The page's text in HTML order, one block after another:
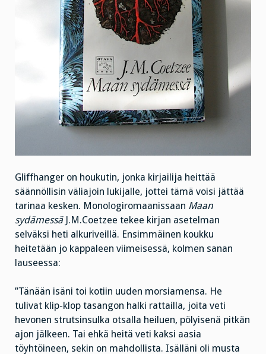
Gliffhanger on houkutin, jonka kirjailija heittää
säännöllisin väliajoin lukijalle, jottei tämä voisi jättää
tarinaa kesken. Monologiromaanissaan Maan
sydämessäJ.M.Coetzee tekee kirjan asetelman
selväksi heti alkuriveillä. Ensimmäinen koukku
heitetään jo kappaleen viimeisessä, kolmen sanan
lauseessa:
”Tänään isäni toi kotiin uuden morsiamensa. He
tulivat klip-klop tasangon halki rattailla, joita veti
hevonen strutsinsulka otsalla heiluen, pölyisenä pitkän
ajon jälkeen. Tai ehkä heitä veti kaksi aasia
töyhtöineen, sekin on mahdollista. Isälläni oli musta